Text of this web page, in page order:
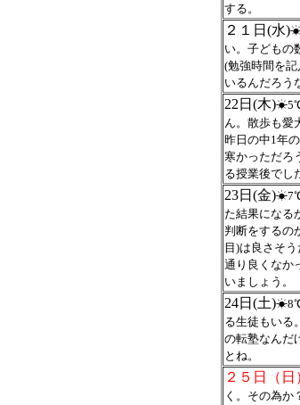
する。
２１日(水)☀
い。子どもの
(勉強時間を
いるんだろう
22日(木)
ん。散歩も愛
昨日の中1年
寒かっただろ
る授業後でし
23日(金)
た結果になる
判断をするの
目)は良さそ
通り良くなか
いましょう。
24日(土)
る生徒もいる
の転塾なんだ
とね。
２５日（日
く。その為か